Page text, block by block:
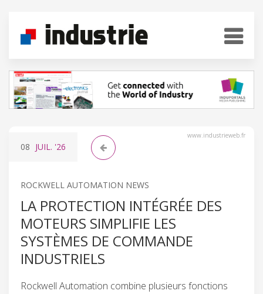
www.industrieweb.fr
08 JUIL. '26
ROCKWELL AUTOMATION NEWS
LA PROTECTION INTÉGRÉE DES
MOTEURS SIMPLIFIE LES
SYSTÈMES DE COMMANDE
INDUSTRIELS
Rockwell Automation combine plusieurs fonctions